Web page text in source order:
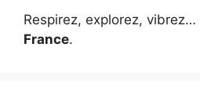
Respirez, explorez, vibrez…
France.